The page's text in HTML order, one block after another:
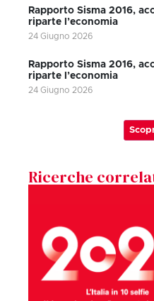
Rapporto Sisma 2016,
riparte l’economia
24 Giugno 2026
Rapporto Sisma 2016,
riparte l’economia
24 Giugno 2026
Ricerche